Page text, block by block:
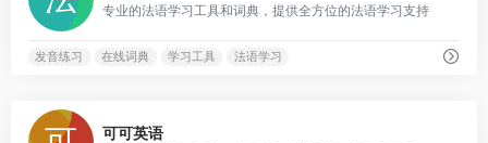
专业的法语学习工具和词典，提供全方位的法语学习支持
发音练习 在线词典 学习工具 法语学习
可可英语